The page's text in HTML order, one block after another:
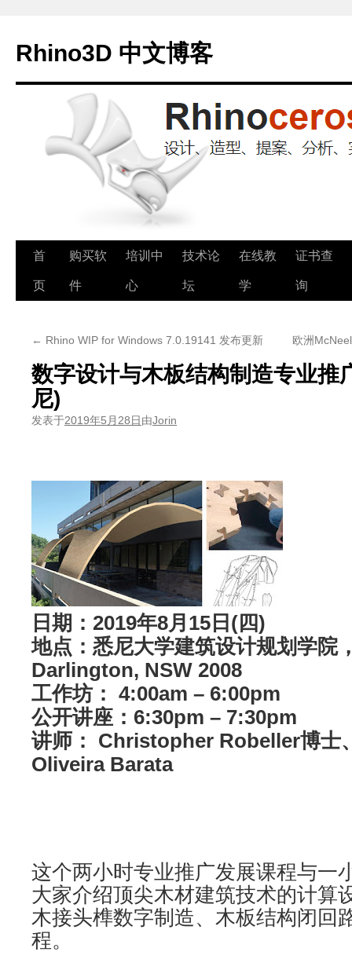
Rhino3D 中文博客
跳
至
首
页
购买软
件
培训中
心
技术论
坛
在线教
学
证书查
询
← Rhino WIP for Windows 7.0.19141 发布更新 欧洲
数字设计与木板结构制造专业推
尼)
发表于2019年5月28日由Jorin
日期：2019年8月15日(四)
地点：悉尼大学建筑设计规划学院
Darlington, NSW 2008
工作坊： 4:00am – 6:00pm
公开讲座：6:30pm – 7:30pm
讲师： Christopher Robeller博士
Oliveira Barata
这个两小时专业推广发展课程与一
大家介绍顶尖木材建筑技术的计算
木接头榫数字制造、木板结构闭回
程。